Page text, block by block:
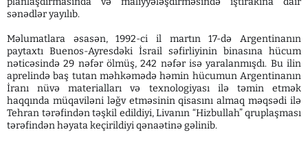
sənədlər yayılıb.
Məlumatlara əsasən, 1992-ci il martın 17-də Argentinanın
paytaxtı Buenos-Ayresdəki İsrail səfirliyinin binasına hücum
nəticəsində 29 nəfər ölmüş, 242 nəfər isə yaralanmışdı. Bu ilin
aprelində baş tutan məhkəmədə həmin hücumun Argentinanın
İranı nüvə materialları və texnologiyası ilə təmin etmək
haqqında müqaviləni ləğv etməsinin qisasını almaq məqsədi ilə
Tehran tərəfindən təşkil edildiyi, Livanın “Hizbullah” qruplaşması
tərəfindən həyata keçirildiyi qənaətinə gəlinib.